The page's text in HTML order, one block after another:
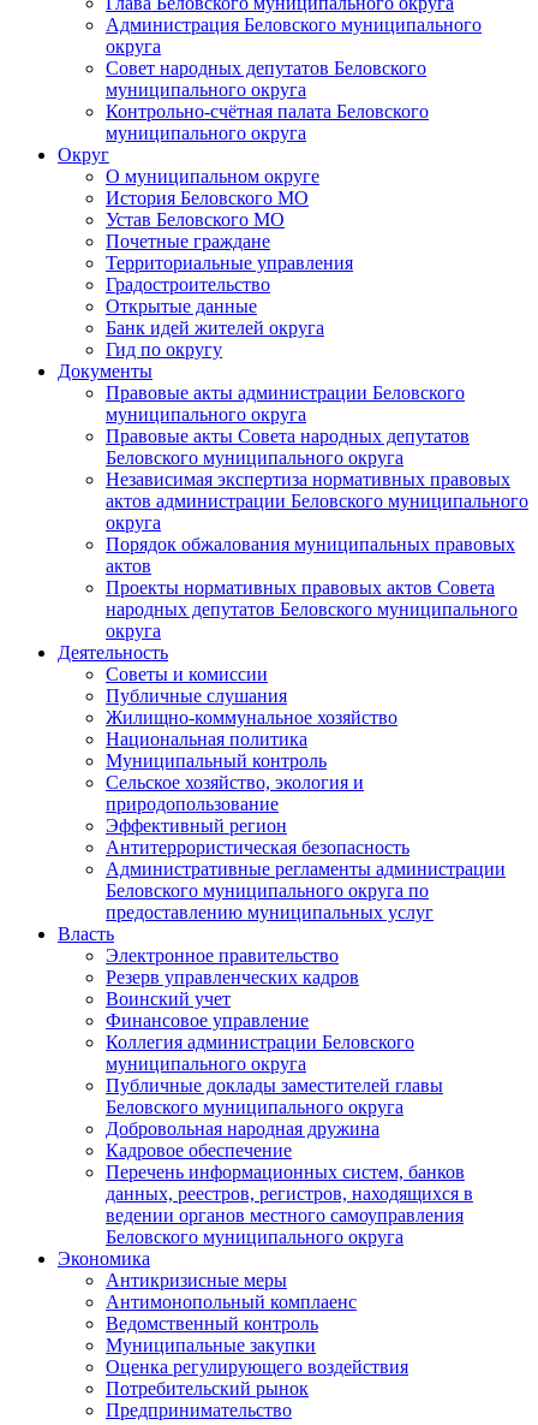
Администрация Беловского муниципального
округа
Совет народных депутатов Беловского
муниципального округа
Контрольно-счётная палата Беловского
муниципального округа
Округ
О муниципальном округе
История Беловского МО
Устав Беловского МО
Почетные граждане
Территориальные управления
Градостроительство
Открытые данные
Банк идей жителей округа
Гид по округу
Документы
Правовые акты администрации Беловского
муниципального округа
Правовые акты Совета народных депутатов
Беловского муниципального округа
Независимая экспертиза нормативных правовых
актов администрации Беловского муниципального
округа
Порядок обжалования муниципальных правовых
актов
Проекты нормативных правовых актов Совета
народных депутатов Беловского муниципального
округа
Деятельность
Советы и комиссии
Публичные слушания
Жилищно-коммунальное хозяйство
Национальная политика
Муниципальный контроль
Сельское хозяйство, экология и
природопользование
Эффективный регион
Антитеррористическая безопасность
Административные регламенты администрации
Беловского муниципального округа по
предоставлению муниципальных услуг
Власть
Электронное правительство
Резерв управленческих кадров
Воинский учет
Финансовое управление
Коллегия администрации Беловского
муниципального округа
Публичные доклады заместителей главы
Беловского муниципального округа
Добровольная народная дружина
Кадровое обеспечение
Перечень информационных систем, банков
данных, реестров, регистров, находящихся в
ведении органов местного самоуправления
Беловского муниципального округа
Экономика
Антикризисные меры
Антимонопольный комплаенс
Ведомственный контроль
Муниципальные закупки
Оценка регулирующего воздействия
Потребительский рынок
Предпринимательство